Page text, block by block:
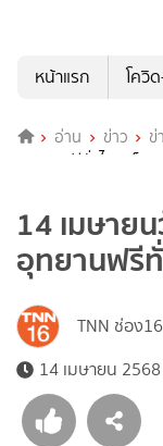
หน้าแรก
โควิ
อ่าน ข่าว ข่
อุทยานฟรีทั่วไทย เช็ก
14 เมษาย
อุทยานฟรีทั่
TNN ช่อง16
14 เมษายน